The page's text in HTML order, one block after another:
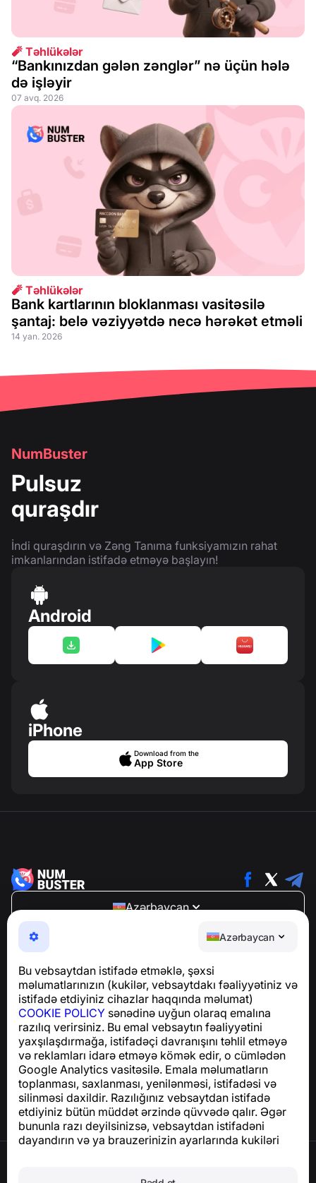
Azərbaycan
Bu vebsaytdan istifadə etməklə, şəxsi
məlumatlarınızın (kukilər, vebsaytdakı fəaliyyətiniz və
istifadə etdiyiniz cihazlar haqqında məlumat)
COOKIE POLICY sənədinə uyğun olaraq emalına
razılıq verirsiniz. Bu emal vebsaytın fəaliyyətini
yaxşılaşdırmağa, istifadəçi davranışını təhlil etməyə
və reklamları idarə etməyə kömək edir, o cümlədən
Google Analytics vasitəsilə. Emala məlumatların
toplanması, saxlanması, yenilənməsi, istifadəsi və
silinməsi daxildir. Razılığınız vebsaytdan istifadə
etdiyiniz bütün müddət ərzində qüvvədə qalır. Əgər
bununla razı deyilsinizsə, vebsaytdan istifadəni
dayandırın və ya brauzerinizin ayarlarında kukiləri
🧨 Təhlükələr
“Bankınızdan gələn zənglər” nə üçün hələ
də işləyir
07 avq. 2026
🧨 Təhlükələr
Bank kartlarının bloklanması vasitəsilə
şantaj: belə vəziyyətdə necə hərəkət etməli
14 yan. 2026
NumBuster
Pulsuz
quraşdır
İndi quraşdırın və Zəng Tanıma funksiyamızın rahat
imkanlarından istifadə etməyə başlayın!
Android
iPhone
Download from the
App Store
Azərbaycan
NumBuster © 2013—2026 ·
support@numbuster.com
Telefon fırıldaqlarından, spam və arzuolunmaz
GDPR uyğunluğu ilə bağlı suallar üçün:
support@numbuster.com
Yardım Mərkəzi
Xəbərlər və Məqalələr
Layihə haqqında
Əlaqə